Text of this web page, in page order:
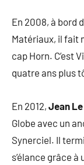
En 2008, à bord
Matériaux, il fait
cap Horn. C’est
quatre ans plus
En 2012, Jean Le
Globe avec un
Synerciel. Il
s’élance grâce